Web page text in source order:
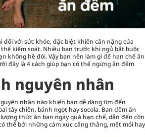
đối vớisức khỏe, đặc biệt khiến cân nặng của
kiểm soát. Nhiều bạn trước khi ngủ bắt buộc
không hề đói. Vậy bạn nên làm gì để hạn chế ăn
đây là 4 cách giúp bạn có thể ngừng ăn đêm
nguyên nhân
nhân nào khiến bạn dễ dàng tìm đến
tây chiên, bánh ngọt hay socola. Ban đêm ăn
thức ăn ban ngày quá hạn chế, dẫn đến cồn
thể bởi những cảm xúc căng thẳng, mệt mỏi hay